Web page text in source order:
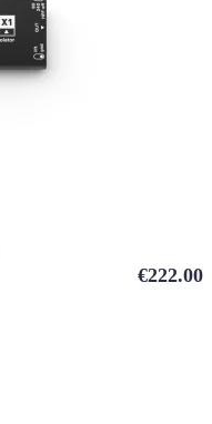
€222.00